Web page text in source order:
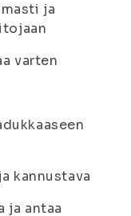
ja
varten
kannustava
ja antaa